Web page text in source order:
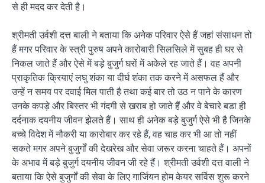
से ही मदद कर देती है।
श्रीमती उर्वशी दत्त बाली ने बताया कि अनेक परिवार ऐसे हैं जहां संसाधन तो
हैं मगर परिवार के स्त्री पुरुष अपने कारोबारी सिलसिले में सुबह ही घर से
निकल जाते हैं और ऐसे में बड़े बुजुर्ग घरों में अकेले रह जाते हैं। वह अपनी
प्राकृतिक क्रियाएं लघु शंका या दीर्घ शंका तक करने में असफल हैं और
उन्हें न समय पर दवाई मिल पाती है तथा कई बार तो उठ न पाने के कारण
उनके कपड़े और बिस्तर भी गंदगी से खराब हो जाते हैं और वे बेचारे बडा ही
दर्दनाक दयनीय जीवन झेलते हैं। साथ ही अनेक बड़े बुजुर्ग ऐसे भी है जिनके
बच्चे विदेश में नौकरी या कारोबार कर रहे हैं, वह चाह कर भी आ तो नहीं
सकते मगर अपने बुजुर्गों की देखरेख और सेवा जरूर करना चाहते हैं। अपनों
के अभाव में बड़े बुजुर्ग दयनीय जीवन जी रहे हैं। श्रीमती उर्वशी दत्त वाली ने
बताया कि ऐसे बुजुर्गों की सेवा के लिए गार्जियन होम केयर सर्विस शुरू करने